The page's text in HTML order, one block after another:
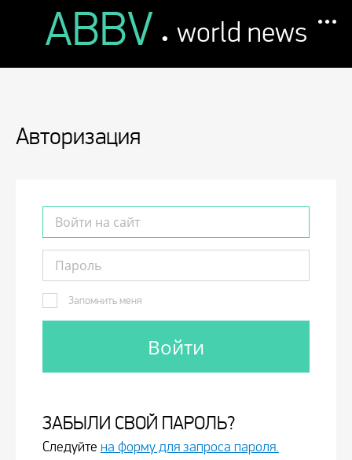
ABBV . world news
Авторизация
Запомнить меня
ЗАБЫЛИ СВОЙ ПАРОЛЬ?
Следуйте на форму для запроса пароля.